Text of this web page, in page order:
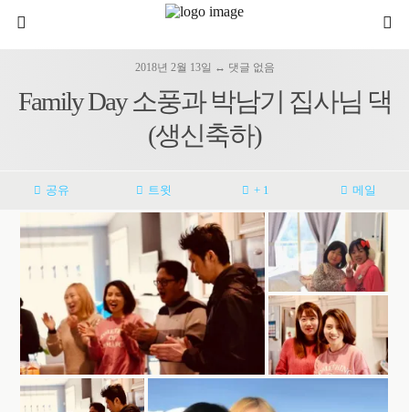
2018년 2월 13일 ↔ 댓글 없음
Family Day 소풍과 박남기 집사님 댁
(생신축하)
공유 트윗 + 1 메일